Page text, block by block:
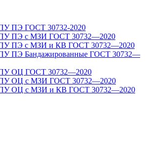
ПЭ ГОСТ 30732-2020
ПЭ с МЗИ ГОСТ 30732—2020
ПЭ с МЗИ и КВ ГОСТ 30732—2020
ПЭ Бандажированные ГОСТ 30732—
ОЦ ГОСТ 30732—2020
ОЦ с МЗИ ГОСТ 30732—2020
ОЦ с МЗИ и КВ ГОСТ 30732—2020